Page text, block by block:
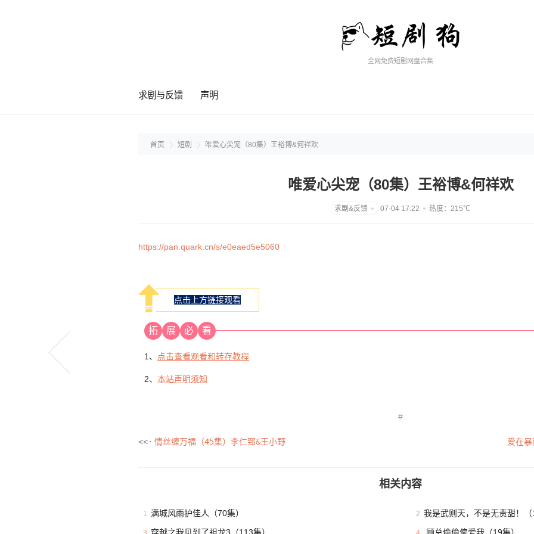
全网免费短剧网盘合集
求剧与反馈 声明
首页 短剧 唯爱心尖宠（80集）王裕博&何祥欢
唯爱心尖宠（80集）王裕博&何祥欢
07-04 17:22 热度：215℃
https://pan.quark.cn/s/e0eaed5e5060
点击上方链接观看
拓 展 必 看
1、 点击查看观看和转存教程
2、 本站声明须知
情丝缠万福（45集）李仁郅&王小野 爱在
相关内容
1 满城风雨护佳人（70集） 2 我是武则天，不是无责甜！
穿越之我见到了祖龙3（113集） 顾总偷偷偏爱我（19集）